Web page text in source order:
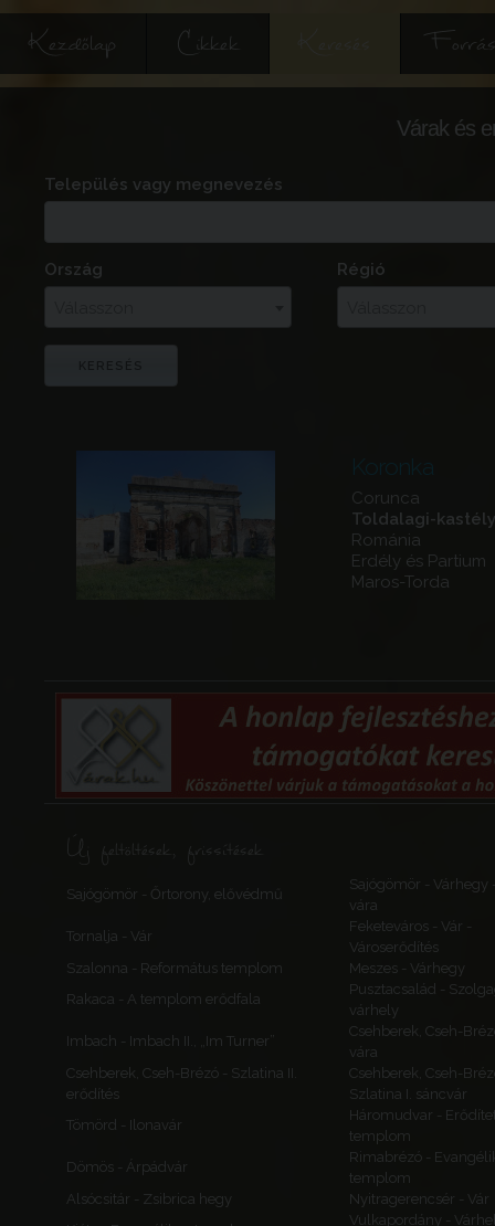
Kezdőlap Cikkek
Várak és
Település vagy megnevezés
Ország
Régió
Koronka
Corunca
Toldalagi-
Románia
Erdély és Partium
Maros-Torda
Új feltöltések, frissítések
Sajógömör - Őrtorony, elővédmű
Sajógömör - Várhegy
vára
Tornalja - Vár
Feketeváros - Vár -
Városerődítés
Szalonna - Református templom
Meszes - Várhegy
Rakaca - A templom erődfala
Pusztacsalád -
várhely
Imbach - Imbach II., „Im Turner”
Csehberek, Cseh-
vára
Csehberek, Cseh-Brézó - Szlatina II.
erődítés
Csehberek, Cseh-
Szlatina I. sáncvár
Tömörd - Ilonavár
Háromudvar -
templom
Dömös - Árpádvár
Rimabrézó -
templom
Alsócsitár - Zsibrica hegy
Nyitragerencsér - Vár
Vulkapordány -